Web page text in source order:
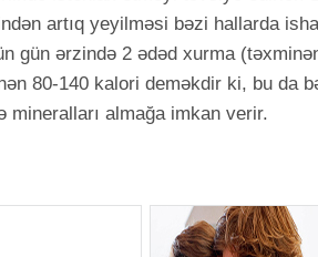
artıq yeyilməsi bəzi hallarda
gün ərzində 2 ədəd xurma
80-140 kalori deməkdir ki, bu da
mineralları almağa imkan verir.